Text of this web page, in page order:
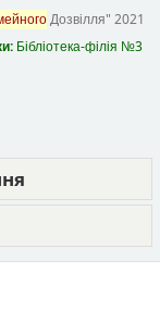
Дозвілля" 2021
Бібліотека-філія №3